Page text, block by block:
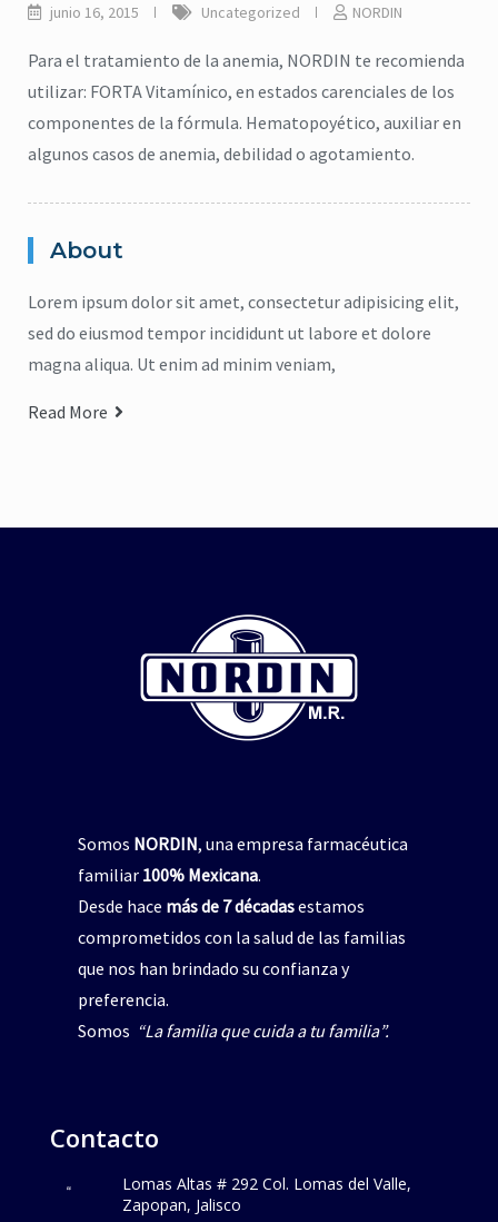
junio 16, 2015 Uncategorized NORDIN
Para el tratamiento de la anemia, NORDIN te recomienda
utilizar: FORTA Vitamínico, en estados carenciales de los
componentes de la fórmula. Hematopoyético, auxiliar en
algunos casos de anemia, debilidad o agotamiento.
About
Lorem ipsum dolor sit amet, consectetur adipisicing elit,
sed do eiusmod tempor incididunt ut labore et dolore
magna aliqua. Ut enim ad minim veniam,
Read More
Somos NORDIN, una empresa farmacéutica
familiar 100% Mexicana.
Desde hace más de 7 décadasestamos
comprometidos con la salud de las familias
que nos han brindado su confianza y
preferencia.
Somos “La familia que cuida a tu familia”.
Contacto
Lomas Altas # 292 Col. Lomas del Valle,
Zapopan, Jalisco